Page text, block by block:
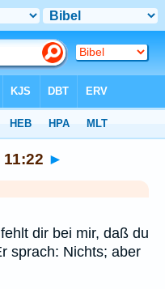
►
dir bei mir, daß du
sprach: Nichts; aber